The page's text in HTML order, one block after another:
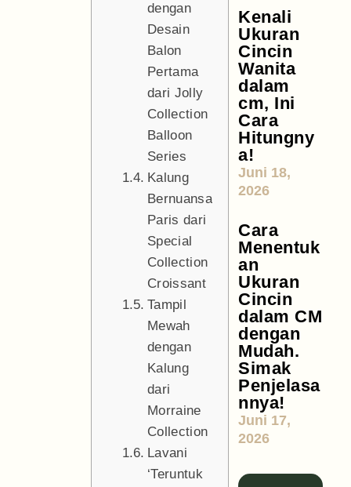
dengan
Desain
Balon
Pertama
dari Jolly
Collection
Balloon
Series
Kalung
Bernuansa
Paris dari
Special
Collection
Croissant
Tampil
Mewah
dengan
Kalung
dari
Morraine
Collection
Lavani
‘Teruntuk
Kenali
Ukuran
Cincin
Wanita
dalam
cm, Ini
Cara
Hitungny
a!
Juni 18,
2026
Cara
Menentuk
an
Ukuran
Cincin
dalam CM
dengan
Mudah.
Simak
Penjelasa
nnya!
Juni 17,
2026